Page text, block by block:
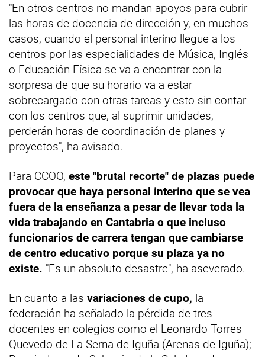
"En otros centros no mandan apoyos para cubrir
las horas de docencia de dirección y, en muchos
casos, cuando el personal interino llegue a los
centros por las especialidades de Música, Inglés
o Educación Física se va a encontrar con la
sorpresa de que su horario va a estar
sobrecargado con otras tareas y esto sin contar
con los centros que, al suprimir unidades,
perderán horas de coordinación de planes y
proyectos", ha avisado.
Para CCOO, este "brutal recorte" de plazas puede
provocar que haya personal interino que se vea
fuera de la enseñanza a pesar de llevar toda la
vida trabajando en Cantabria o que incluso
funcionarios de carrera tengan que cambiarse
de centro educativo porque su plaza ya no
existe. "Es un absoluto desastre", ha aseverado.
En cuanto a las variaciones de cupo, la
federación ha señalado la pérdida de tres
docentes en colegios como el Leonardo Torres
Quevedo de La Serna de Iguña (Arenas de Iguña);